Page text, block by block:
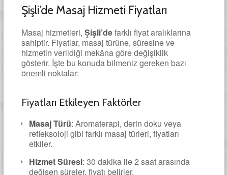
Şişli’de Masaj Hizmeti Fiyatları
Masaj hizmetleri, Şişli’defarklı fiyat aralıklarına
sahiptir. Fiyatlar, masaj türüne, süresine ve
hizmetin verildiği mekâna göre değişiklik
gösterir. İşte bu konuda bilmeniz gereken bazı
önemli noktalar:
Fiyatları Etkileyen Faktörler
Masaj Türü: Aromaterapi, derin doku veya
refleksoloji gibi farklı masaj türleri, fiyatları
etkiler.
Hizmet Süresi: 30 dakika ile 2 saat arasında
değişen süreler, fiyatı belirler.